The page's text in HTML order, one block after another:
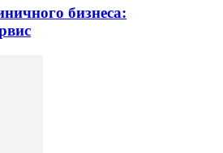
бизнеса: